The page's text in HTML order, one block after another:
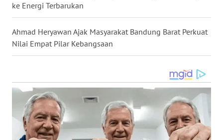
ke Energi Terbarukan
Ahmad Heryawan Ajak Masyarakat Bandung Barat Perkuat
Nilai Empat Pilar Kebangsaan
WN
KALTIM
WN
SULSEL
WN
GORONTALO
WN
SULUT